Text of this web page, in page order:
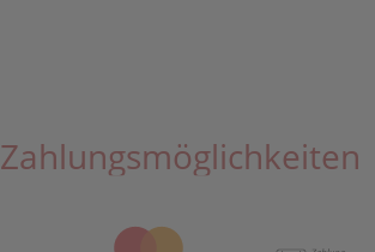
Zahlungsmöglichkeiten